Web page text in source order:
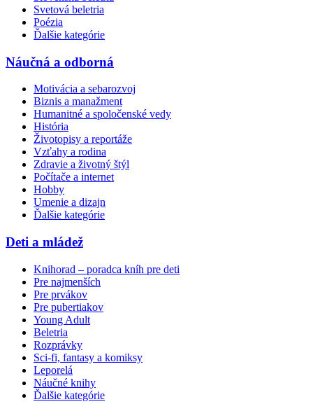
Svetová beletria
Poézia
Ďalšie kategórie
Náučná a odborná
Motivácia a sebarozvoj
Biznis a manažment
Humanitné a spoločenské vedy
História
Životopisy a reportáže
Vzťahy a rodina
Zdravie a životný štýl
Počítače a internet
Hobby
Umenie a dizajn
Ďalšie kategórie
Deti a mládež
Knihorad – poradca kníh pre deti
Pre najmenších
Pre prvákov
Pre pubertiakov
Young Adult
Beletria
Rozprávky
Sci-fi, fantasy a komiksy
Leporelá
Náučné knihy
Ďalšie kategórie